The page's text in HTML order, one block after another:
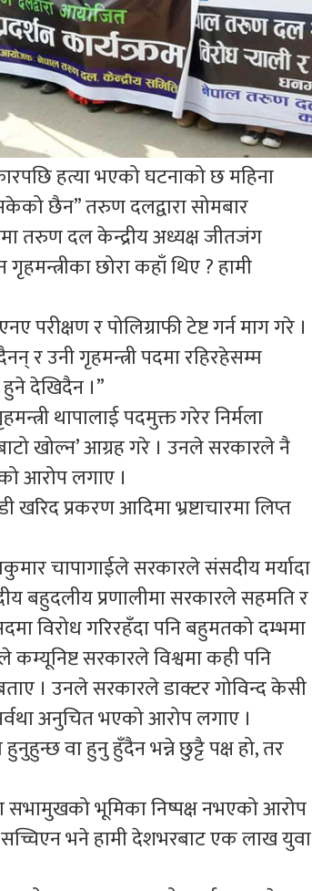
हत्या भएको घटनाको छ महिना
छैन” तरुण दलद्वारा सोमबार
तरुण दल केन्द्रीय अध्यक्ष जीतजंग
छोरा कहाँ थिए ? हामी
र पोलिग्राफी टेष्ट गर्न माग गरे ।
र उनी गृहमन्त्री पदमा रहिरहेसम्म
हुने देखिदैन ।”
थापालाई पदमुक्त गरेर निर्मला
खोल्न’ आग्रह गरे । उनले सरकारले नै
आरोप लगाए ।
प्रकरण आदिमा भ्रष्टाचारमा लिप्त
चापागाईले सरकारले संसदीय मर्यादा
बहुदलीय प्रणालीमा सरकारले सहमति र
विरोध गरिरहँदा पनि बहुमतको दम्भमा
कम्यूनिष्ट सरकारले विश्वमा कही पनि
। उनले सरकारले डाक्टर गोविन्द केसी
अनुचित भएको आरोप लगाए ।
वा हुनु हुँदैन भन्ने छुट्टै पक्ष हो, तर
भूमिका निष्पक्ष नभएको आरोप
भने हामी देशभरबाट एक लाख युवा